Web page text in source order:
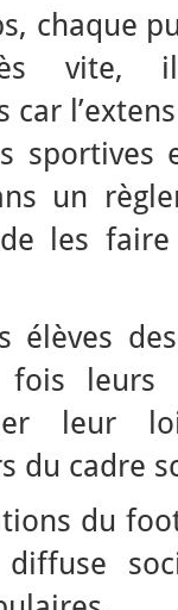
chaque
vite, il
car
sportives
un
les
élèves
leurs
leur
du cadre
du